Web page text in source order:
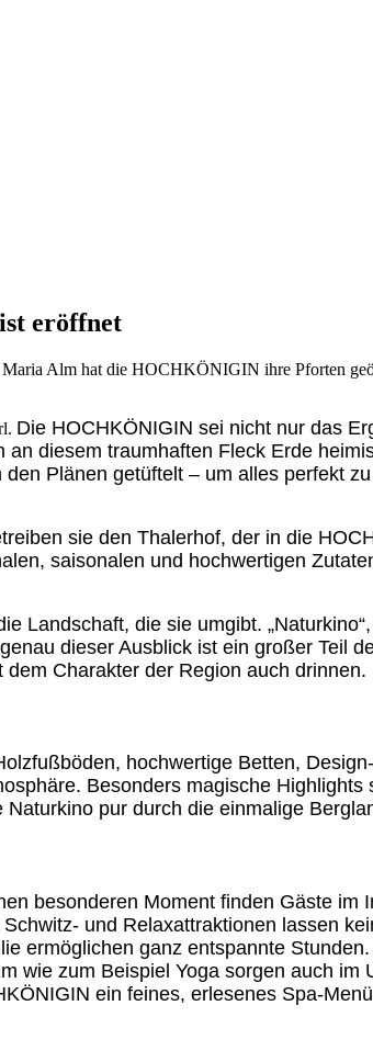
eröffnet
Alm hat die HOCHKÖNIGIN ihre Pforten
Die HOCHKÖNIGIN sei nicht nur das
diesem traumhaften Fleck Erde
Plänen getüftelt – um alles perfekt
sie den Thalerhof, der in die
saisonalen und hochwertigen
Landschaft, die sie umgibt.
dieser Ausblick ist ein großer Teil
Charakter der Region auch drinnen.
hochwertige Betten,
Besonders magische Highlights
pur durch die einmalige
besonderen Moment finden Gäste im
und Relaxattraktionen lassen
ermöglichen ganz entspannte
wie zum Beispiel Yoga sorgen auch im
ein feines, erlesenes Spa-